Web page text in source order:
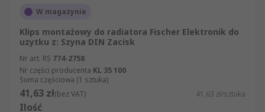
W magazynie
Klips montażowy do radiatora Fischer Elektronik do
uzytku z: Szyna DIN Zacisk
Nr art. RS 774-2758
Nr części producenta KL 35 100
Suma częściowa (1 sztuka)
41,63 zł(bez VAT) 41,63 zł/sztuka
Ilość